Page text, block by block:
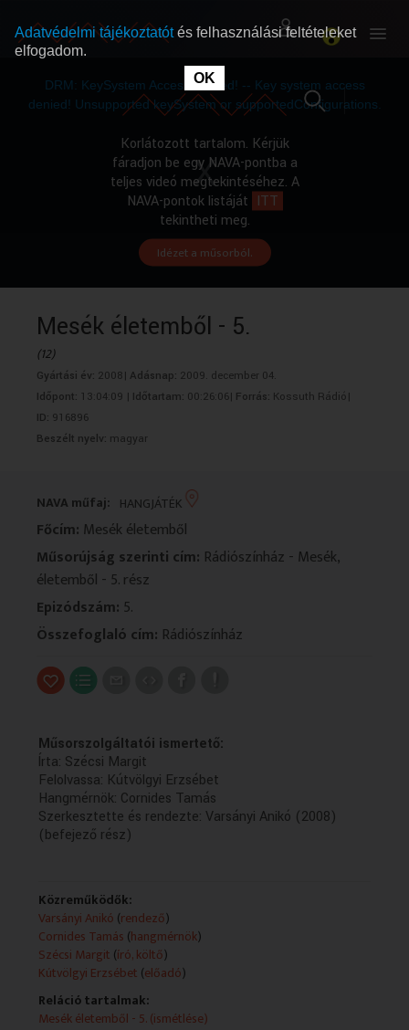
RÓLUNK
RÓLUNK
DRM: KeySystem Access Denied! -- Key system access
denied! Unsupported keySystem or supportedConfigurations.
Korlátozott tartalom. Kérjük
fáradjon be egy NAVA-pontba a
teljes videó megtekintéséhez. A
NAVA-pontok listáját ITT
tekintheti meg.
Idézet a műsorból.
Mesék életemből - 5.
(12)
Gyártási év: 2008| Adásnap: 2009. december 04.
Időpont: 13:04:09 | Időtartam: 00:26:06| Forrás: Kossuth Rádió|
ID: 916896
Beszélt nyelv: magyar
NAVA műfaj: HANGJÁTÉK
Főcím: Mesék életemből
Műsorújság szerinti cím: Rádiószínház - Mesék,
életemből - 5. rész
Epizódszám: 5.
Összefoglaló cím: Rádiószínház
Műsorszolgáltatói ismertető:
Írta: Szécsi Margit
Felolvassa: Kútvölgyi Erzsébet
Hangmérnök: Cornides Tamás
Szerkesztette és rendezte: Varsányi Anikó (2008)
(befejező rész)
Közreműködők:
Varsányi Anikó (rendező)
Cornides Tamás (hangmérnök)
Szécsi Margit (író, költő)
Kútvölgyi Erzsébet (előadó)
Reláció tartalmak:
Mesék életemből - 5. (ismétlése)
Adatvédelmi tájékoztatótés felhasználási feltételeket
elfogadom.
OK